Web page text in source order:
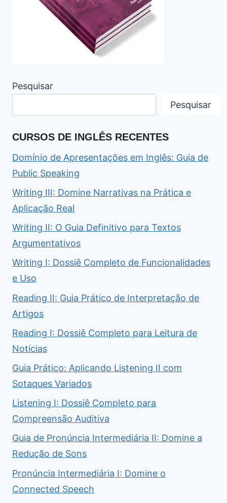
Pesquisar
Pesquisar
CURSOS DE INGLÊS RECENTES
Domínio de Apresentações em Inglês: Guia de
Public Speaking
Writing III: Domine Narrativas na Prática e
Aplicação Real
Writing II: O Guia Definitivo para Textos
Argumentativos
Writing I: Dossiê Completo de Funcionalidades
e Uso
Reading II: Guia Prático de Interpretação de
Artigos
Reading I: Dossiê Completo para Leitura de
Notícias
Guia Prático: Aplicando Listening II com
Sotaques Variados
Listening I: Dossiê Completo para
Compreensão Auditiva
Guia de Pronúncia Intermediária II: Domine a
Redução de Sons
Pronúncia Intermediária I: Domine o
Connected Speech